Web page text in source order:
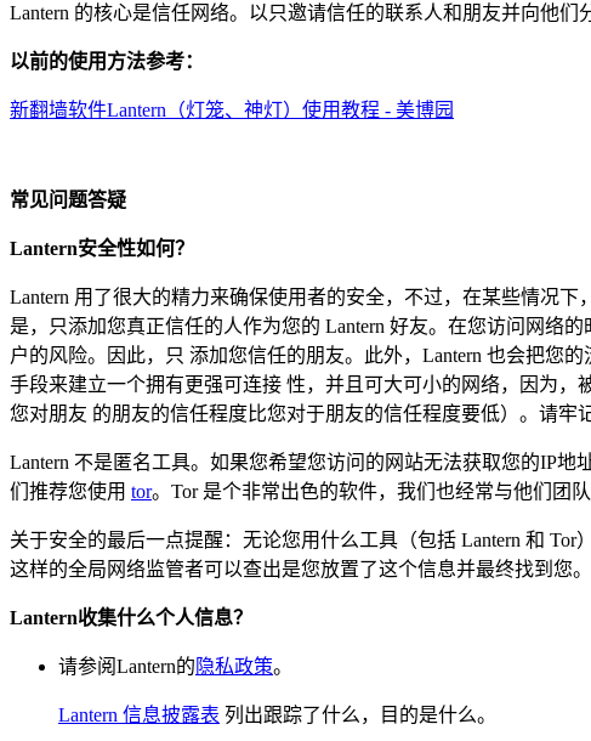
Lantern 的核心是信任网络。以只邀请信任的联系人和朋友并向他
以前的使用方法参考：
新翻墙软件Lantern（灯笼、神灯）使用教程 - 美博园
常见问题答疑
Lantern安全性如何？
Lantern 用了很大的精力来确保使用者的安全，不过，在某些情况
是，只添加您真正信任的人作为您的 Lantern 好友。在您访问网络
户的风险。因此，只 添加您信任的朋友。此外，Lantern 也会把您
手段来建立一个拥有更强可连接 性，并且可大可小的网络，因为
您对朋友 的朋友的信任程度比您对于朋友的信任程度要低）。请牢
Lantern 不是匿名工具。如果您希望您访问的网站无法获取您的IP
们推荐您使用 tor。Tor 是个非常出色的软件，我们也经常与他们团
关于安全的最后一点提醒：无论您用什么工具（包括 Lantern 和
这样的全局网络监管者可以查出是您放置了这个信息并最终找到您。
Lantern收集什么个人信息？
请参阅Lantern的 隐私政策。
Lantern 信息披露表 列出跟踪了什么，目的是什么。